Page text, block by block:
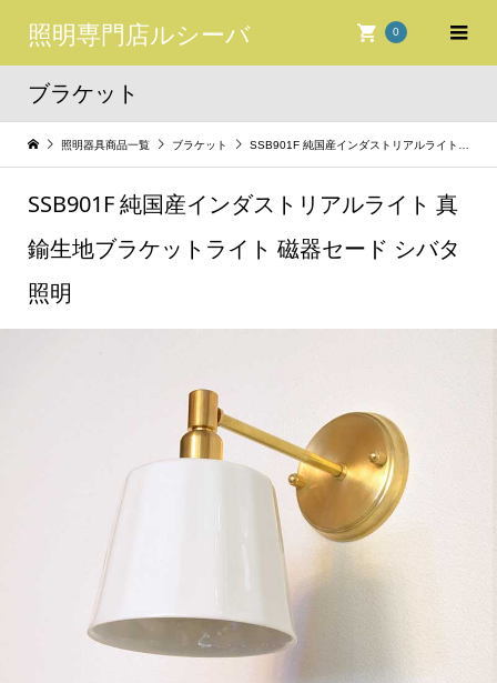
照明専門店ルシーバ 0
ブラケット
照明器具商品一覧 ブラケット SSB901F 純国産インダストリアルライト 真鍮生地ブラケットライト 磁器セード シバタ照明
SSB901F 純国産インダストリアルライト 真
鍮生地ブラケットライト 磁器セード シバタ
照明